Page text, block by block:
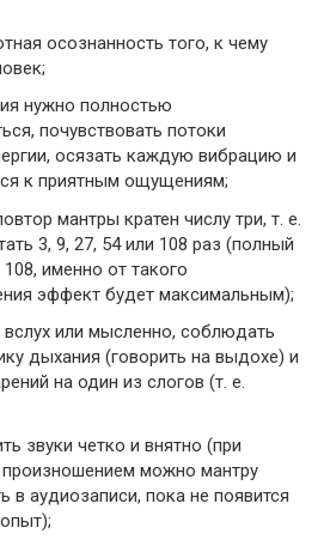
осознанность того, к чему
нужно полностью
почувствовать потоки
осязать каждую вибрацию и
к приятным ощущениям;
мантры кратен числу три, т. е.
3, 9, 27, 54 или 108 раз (полный
именно от такого
эффект будет максимальным);
или мысленно, соблюдать
дыхания (говорить на выдохе) и
на один из слогов (т. е.
звуки четко и внятно (при
можно мантру
в аудиозаписи, пока не появится